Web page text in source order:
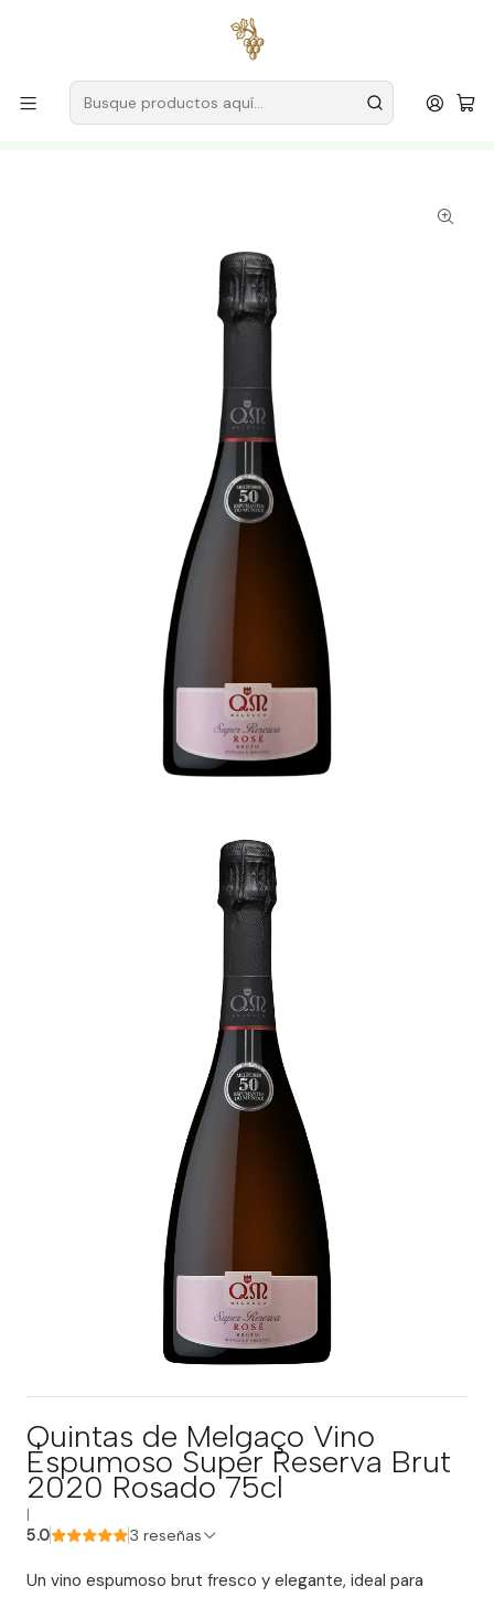
para pedidos superiores a
Productores
Vino Verde (Monção & Melgaço)
Granjas Melgaço
Quintas de Melgaço Vino Espumoso Super Reserva Brut
2020 Rosado 75cl
Quintas de Melgaço Vino
Espumoso Super Reserva Brut
2020 Rosado 75cl
5.0 3 reseñas
Un vino espumoso brut fresco y elegante, ideal para